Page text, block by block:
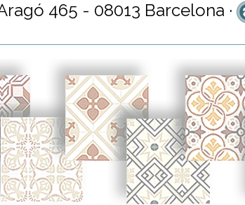
465 - 08013 Barcelona ·